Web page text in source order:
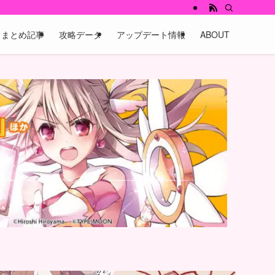
まとめ記事 攻略データ アップデート情報 ABOUT